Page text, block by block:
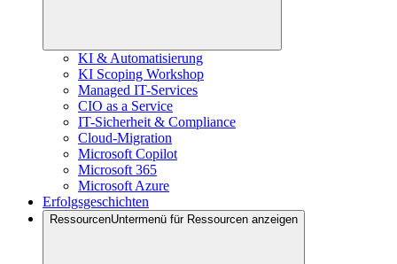
KI & Automatisierung
KI Scoping Workshop
Managed IT-Services
CIO as a Service
IT-Sicherheit & Compliance
Cloud-Migration
Microsoft Copilot
Microsoft 365
Microsoft Azure
Erfolgsgeschichten
RessourcenUntermenü für Ressourcen anzeigen